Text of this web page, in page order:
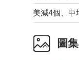
圖集